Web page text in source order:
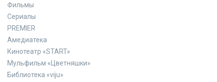
Фильмы
Сериалы
PREMIER
Амедиатека
Кинотеатр «START»
Мульфильм «Цветняшки»
Библиотека «viju»